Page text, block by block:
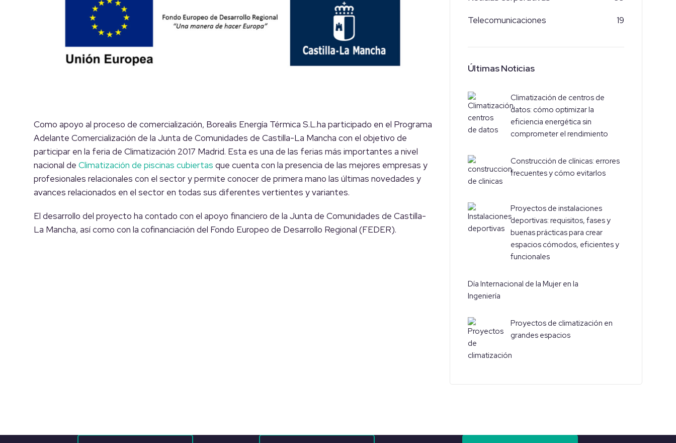
Como apoyo al proceso de comercialización, Borealis Energía Térmica S.L.ha participado en el Programa
Adelante Comercialización de la Junta de Comunidades de Castilla-La Mancha con el objetivo de
participar en la feria de Climatización 2017 Madrid. Esta es una de las ferias más importantes a nivel
nacional de Climatización de piscinas cubiertas que cuenta con la presencia de las mejores empresas y
profesionales relacionales con el sector y permite conocer de primera mano las últimas novedades y
avances relacionados en el sector en todas sus diferentes vertientes y variantes.
El desarrollo del proyecto ha contado con el apoyo financiero de la Junta de Comunidades de Castilla-
La Mancha, así como con la cofinanciación del Fondo Europeo de Desarrollo Regional (FEDER).
Telecomunicaciones 19
Últimas Noticias
Climatización de centros de
datos: cómo optimizar la
eficiencia energética sin
comprometer el rendimiento
Construcción de clínicas: errores
frecuentes y cómo evitarlos
Proyectos de instalaciones
deportivas: requisitos, fases y
buenas prácticas para crear
espacios cómodos, eficientes y
funcionales
Día Internacional de la Mujer en la
Ingeniería
Proyectos de climatización en
grandes espacios